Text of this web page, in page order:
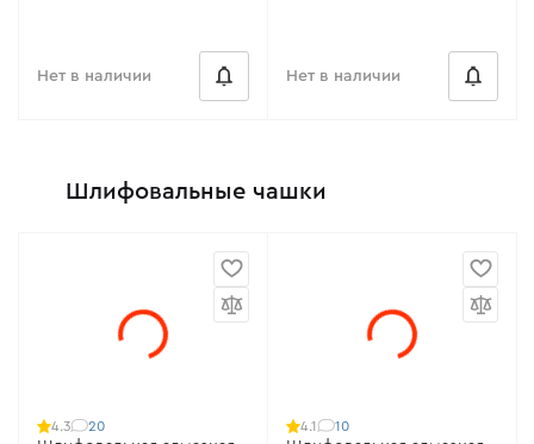
Нет в наличии Нет в наличии
Шлифовальные чашки
4.3 20 4.1 10